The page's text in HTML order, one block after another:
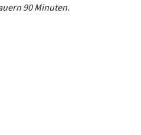
90 Minuten.